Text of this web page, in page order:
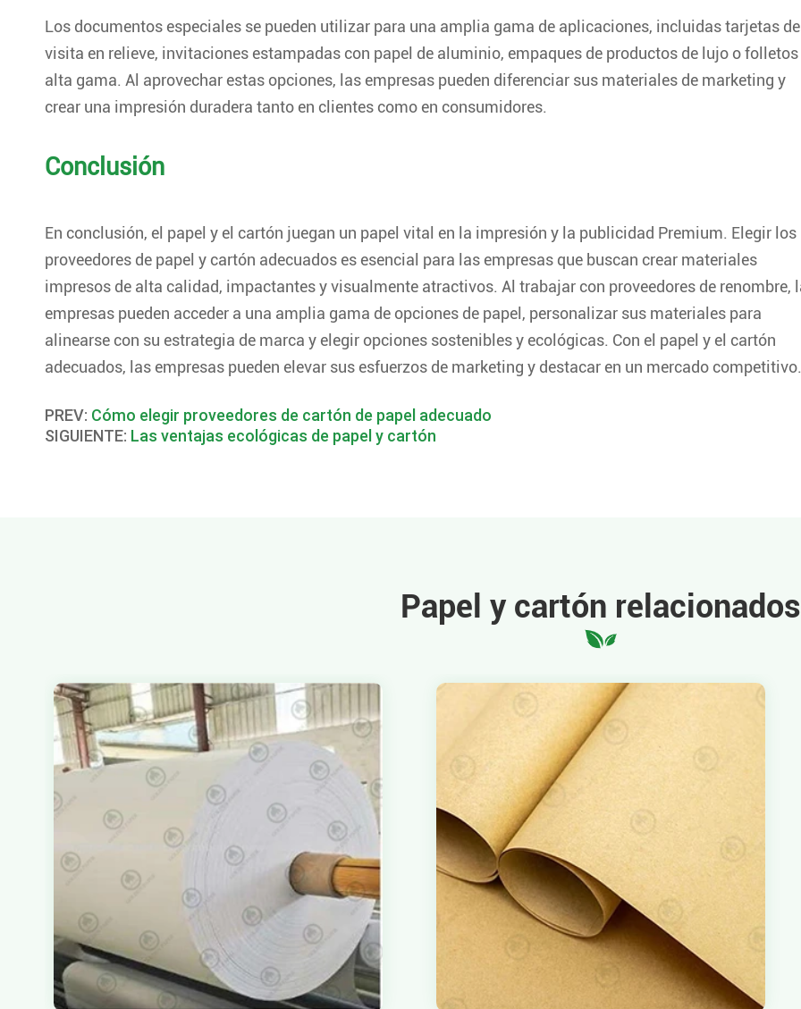
Los documentos especiales se pueden utilizar para una amplia gama de aplicaciones, incluidas tarjetas de
visita en relieve, invitaciones estampadas con papel de aluminio, empaques de productos de lujo o folletos
alta gama. Al aprovechar estas opciones, las empresas pueden diferenciar sus materiales de marketing y
crear una impresión duradera tanto en clientes como en consumidores.
Conclusión
En conclusión, el papel y el cartón juegan un papel vital en la impresión y la publicidad Premium. Elegir los
proveedores de papel y cartón adecuados es esencial para las empresas que buscan crear materiales
impresos de alta calidad, impactantes y visualmente atractivos. Al trabajar con proveedores de renombre,
empresas pueden acceder a una amplia gama de opciones de papel, personalizar sus materiales para
alinearse con su estrategia de marca y elegir opciones sostenibles y ecológicas. Con el papel y el cartón
adecuados, las empresas pueden elevar sus esfuerzos de marketing y destacar en un mercado competitivo.
PREV: Cómo elegir proveedores de cartón de papel adecuado
SIGUIENTE: Las ventajas ecológicas de papel y cartón
Papel y cartón relacionados